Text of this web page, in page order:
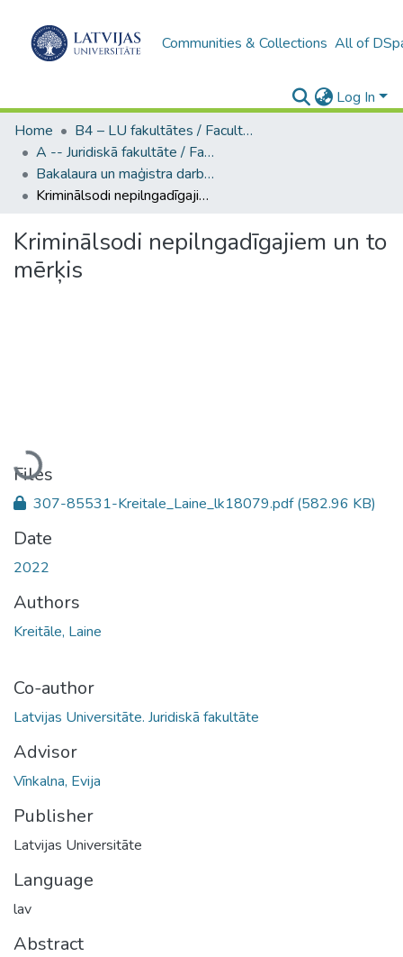
Communities & Collections All of
Log In
Home
B4 – LU fakultātes / Faculties of the UL
A -- Juridiskā fakultāte / Faculty of Law
Bakalaura un maģistra darbi (JF) / Bachelor's and Master's theses
Kriminālsodi nepilngadīgajiem un to mērķis
Kriminālsodi nepilngadīgajiem un to
mērķis
Loading...
Files
307-85531-Kreitale_Laine_lk18079.pdf(582.96 KB)
Date
2022
Authors
Kreitāle, Laine
Co-author
Latvijas Universitāte. Juridiskā fakultāte
Advisor
Vīnkalna, Evija
Publisher
Latvijas Universitāte
Language
lav
Abstract